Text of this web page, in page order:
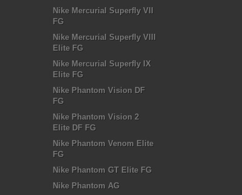
Nike Mercurial Superfly VII
FG
Nike Mercurial Superfly VIII
Elite FG
Nike Mercurial Superfly IX
Elite FG
Nike Phantom Vision DF
FG
Nike Phantom Vision 2
Elite DF FG
Nike Phantom Venom Elite
FG
Nike Phantom GT Elite FG
Nike Phantom AG